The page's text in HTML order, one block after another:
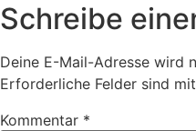
Schreibe
Deine E-Mail-Adresse wird
Erforderliche Felder sind mit
Kommentar *